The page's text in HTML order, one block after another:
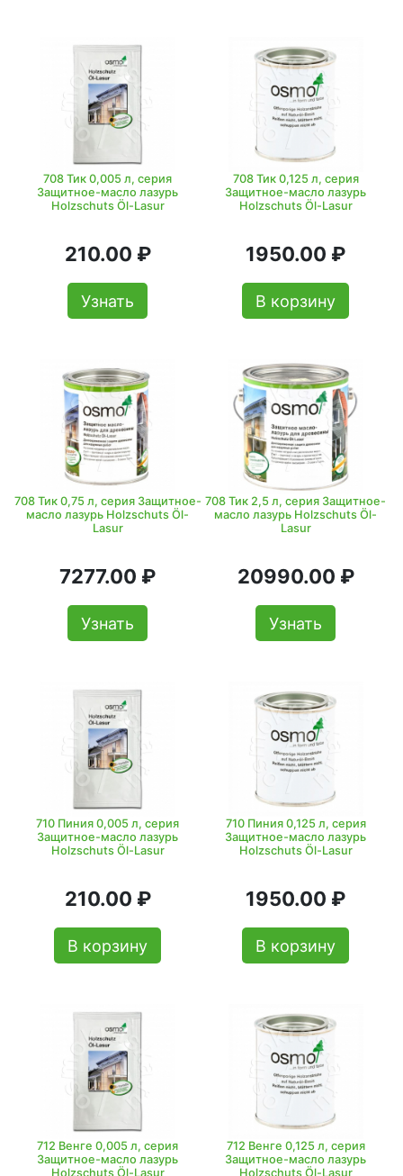
708 Тик 0,005 л, серия
Защитное-масло лазурь
Holzschuts Öl-Lasur
210.00 ₽
Узнать
708 Тик 0,125 л, серия
Защитное-масло лазурь
Holzschuts Öl-Lasur
1950.00 ₽
В корзину
708 Тик 0,75 л, серия Защитное-
масло лазурь Holzschuts Öl-
Lasur
7277.00 ₽
Узнать
708 Тик 2,5 л, серия Защитное-
масло лазурь Holzschuts Öl-
Lasur
20990.00 ₽
Узнать
710 Пиния 0,005 л, серия
Защитное-масло лазурь
Holzschuts Öl-Lasur
210.00 ₽
В корзину
710 Пиния 0,125 л, серия
Защитное-масло лазурь
Holzschuts Öl-Lasur
1950.00 ₽
В корзину
712 Венге 0,005 л, серия
Защитное-масло лазурь
Holzschuts Öl-Lasur
712 Венге 0,125 л, серия
Защитное-масло лазурь
Holzschuts Öl-Lasur